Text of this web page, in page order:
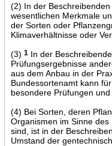
(2) In der
wesentlichen Merkmale
der Sorten oder
Klimaverhältnisse oder
(3) 1In der
Prüfungsergebnisse
aus dem Anbau in der
Bundessortenamt kann
besondere Prüfungen
(4) Bei Sorten, deren
Organismen im Sinne
sind, ist in der
Umstand der